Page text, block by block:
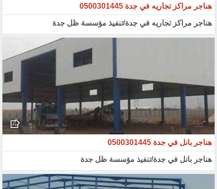
هناجر مراكز تجاريه في جدة 0500301445
هناجر مراكز تجاريه في جدة/تنفيذ مؤسسة ظل جدة
هناجر بانل في جدة 0500301445
هناجر بانل في جدة/تنفيذ مؤسسة ظل جدة